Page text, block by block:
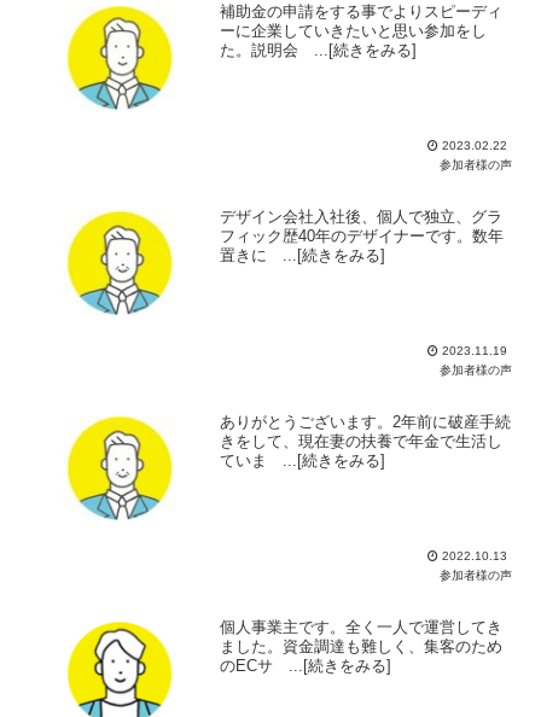
補助金の申請をする事でよりスピーディ
ーに企業していきたいと思い参加をし
た。説明会 ...[続きをみる]
2023.02.22
参加者様の声
デザイン会社入社後、個人で独立、グラ
フィック歴40年のデザイナーです。数年
置きに ...[続きをみる]
2023.11.19
参加者様の声
ありがとうございます。2年前に破産手続
きをして、現在妻の扶養で年金で生活し
ていま ...[続きをみる]
2022.10.13
参加者様の声
個人事業主です。全く一人で運営してき
ました。資金調達も難しく、集客のため
のECサ ...[続きをみる]